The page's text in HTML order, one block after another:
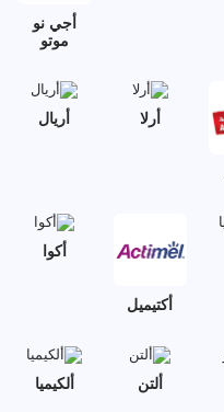
أجي نو
موتو
أرلا أريال
أكتيميل
أكوا
ألتن ألكيميا